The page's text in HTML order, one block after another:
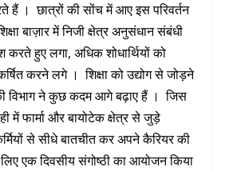
। छात्रों की सोंच में आए इस परिवर्तन
बाज़ार में निजी क्षेत्र अनुसंधान संबंधी
करते हुए लगा, अधिक शोधार्थियों को
करने लगे । शिक्षा को उद्योग से जोड़ने
विभाग ने कुछ कदम आगे बढ़ाए हैं । जिस
में फार्मा और बायोटेक क्षेत्र से जुड़े
से सीधे बातचीत कर अपने कैरियर की
एक दिवसीय संगोष्ठी का आयोजन किया